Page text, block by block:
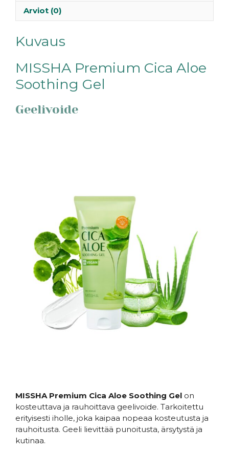
Arviot (0)
Kuvaus
MISSHA Premium Cica Aloe
Soothing Gel
Geelivoide
MISSHA Premium Cica Aloe Soothing Gel on
kosteuttava ja rauhoittava geelivoide. Tarkoitettu
erityisesti iholle, joka kaipaa nopeaa kosteutusta ja
rauhoitusta. Geeli lievittää punoitusta, ärsytystä ja
kutinaa.